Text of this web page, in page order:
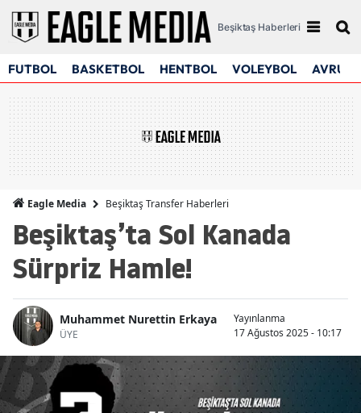
Beşiktaş Haberleri
FUTBOL BASKETBOL HENTBOL VOLEYBOL
Eagle Media Beşiktaş Transfer Haberleri
Beşiktaş’ta Sol Kanada
Sürpriz Hamle!
Muhammet Nurettin Erkaya
ÜYE
Yayınlanma
17 Ağustos 2025 - 10:17